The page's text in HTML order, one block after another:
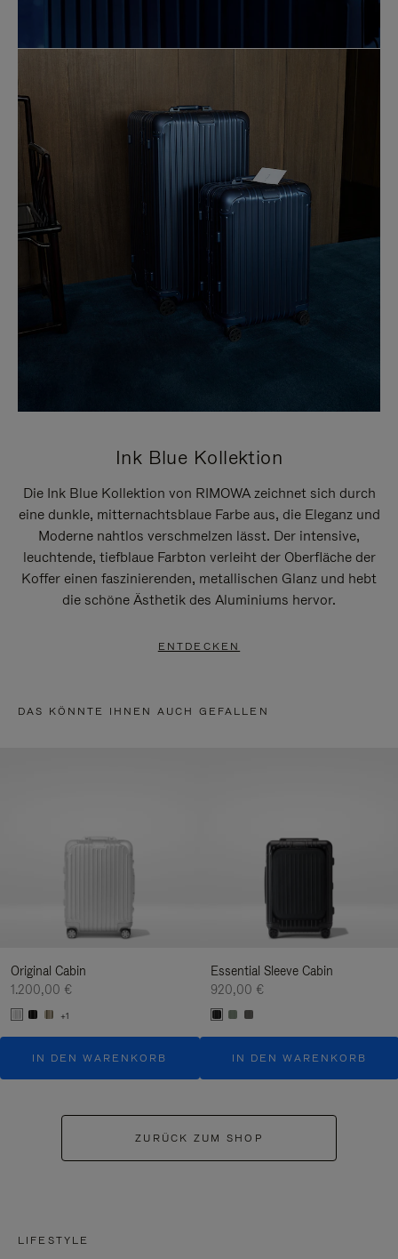
Ink Blue Kollektion
Die Ink Blue Kollektion von RIMOWA zeichnet sich durch
eine dunkle, mitternachtsblaue Farbe aus, die Eleganz und
Moderne nahtlos verschmelzen lässt. Der intensive,
leuchtende, tiefblaue Farbton verleiht der Oberfläche der
Koffer einen faszinierenden, metallischen Glanz und hebt
die schöne Ästhetik des Aluminiums hervor.
ENTDECKEN
DAS KÖNNTE IHNEN AUCH GEFALLEN
Original Cabin
1.200,00 €
+1
IN DEN WARENKORB
Essential Sleeve Cabin
920,00 €
IN DEN WARENKORB
ZURÜCK ZUM SHOP
LIFESTYLE